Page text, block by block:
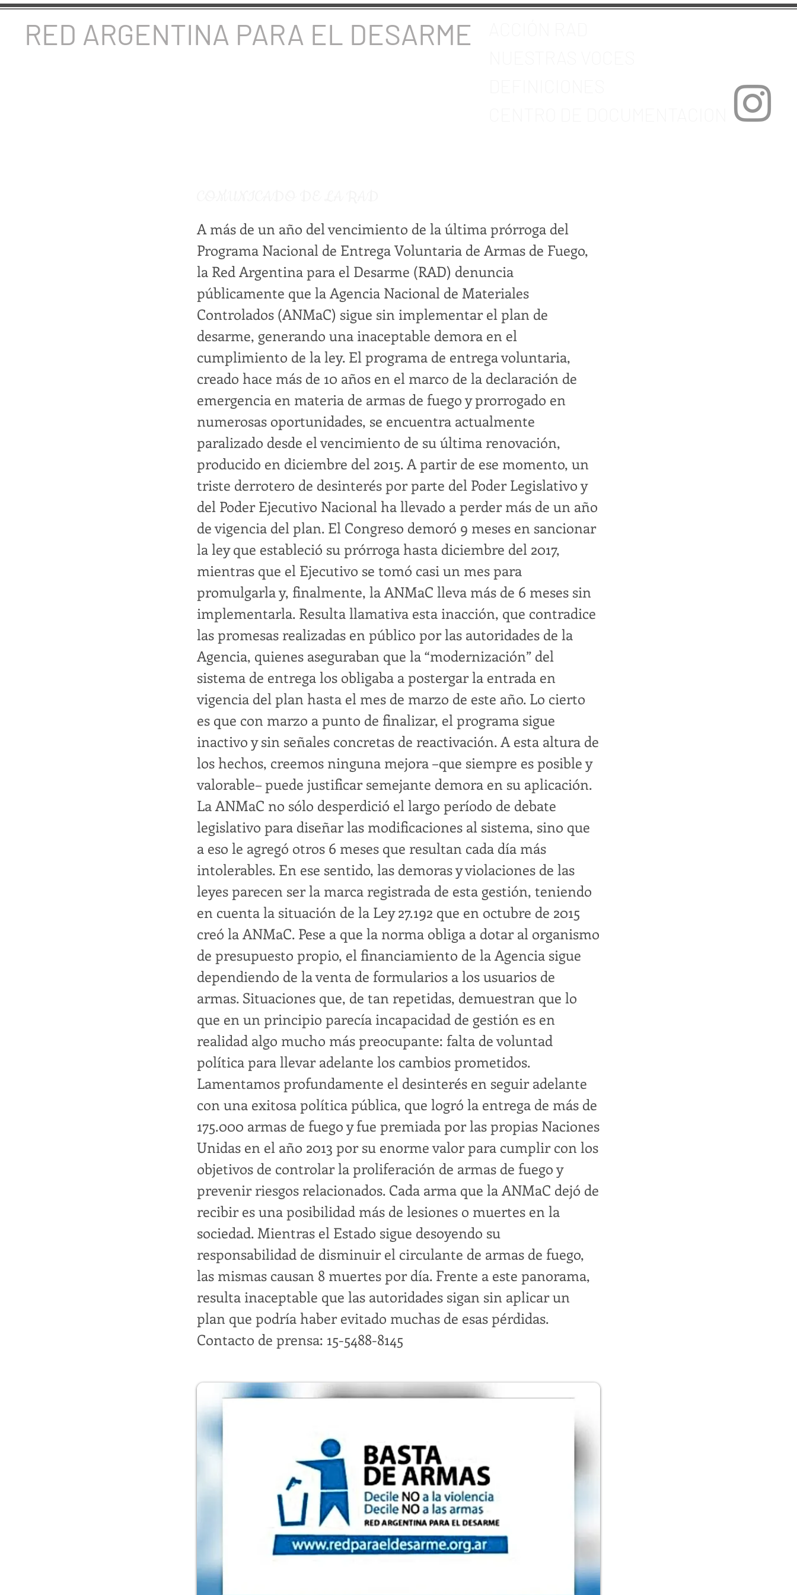
RED ARGENTINA PARA EL DESARME
A más de un año del vencimiento de la última prórroga del
Programa Nacional de Entrega Voluntaria de Armas de Fuego,
la Red Argentina para el Desarme (RAD) denuncia
públicamente que la Agencia Nacional de Materiales
Controlados (ANMaC) sigue sin implementar el plan de
desarme, generando una inaceptable demora en el
cumplimiento de la ley. El programa de entrega voluntaria,
creado hace más de 10 años en el marco de la declaración de
emergencia en materia de armas de fuego y prorrogado en
numerosas oportunidades, se encuentra actualmente
paralizado desde el vencimiento de su última renovación,
producido en diciembre del 2015. A partir de ese momento, un
triste derrotero de desinterés por parte del Poder Legislativo y
del Poder Ejecutivo Nacional ha llevado a perder más de un año
de vigencia del plan. El Congreso demoró 9 meses en sancionar
la ley que estableció su prórroga hasta diciembre del 2017,
mientras que el Ejecutivo se tomó casi un mes para
promulgarla y, finalmente, la ANMaC lleva más de 6 meses sin
implementarla. Resulta llamativa esta inacción, que contradice
las promesas realizadas en público por las autoridades de la
Agencia, quienes aseguraban que la “modernización” del
sistema de entrega los obligaba a postergar la entrada en
vigencia del plan hasta el mes de marzo de este año. Lo cierto
es que con marzo a punto de finalizar, el programa sigue
inactivo y sin señales concretas de reactivación. A esta altura de
los hechos, creemos ninguna mejora –que siempre es posible y
valorable– puede justificar semejante demora en su aplicación.
La ANMaC no sólo desperdició el largo período de debate
legislativo para diseñar las modificaciones al sistema, sino que
a eso le agregó otros 6 meses que resultan cada día más
intolerables. En ese sentido, las demoras y violaciones de las
leyes parecen ser la marca registrada de esta gestión, teniendo
en cuenta la situación de la Ley 27.192 que en octubre de 2015
creó la ANMaC. Pese a que la norma obliga a dotar al organismo
de presupuesto propio, el financiamiento de la Agencia sigue
dependiendo de la venta de formularios a los usuarios de
armas. Situaciones que, de tan repetidas, demuestran que lo
que en un principio parecía incapacidad de gestión es en
realidad algo mucho más preocupante: falta de voluntad
política para llevar adelante los cambios prometidos.
Lamentamos profundamente el desinterés en seguir adelante
con una exitosa política pública, que logró la entrega de más de
175.000 armas de fuego y fue premiada por las propias Naciones
Unidas en el año 2013 por su enorme valor para cumplir con los
objetivos de controlar la proliferación de armas de fuego y
prevenir riesgos relacionados. Cada arma que la ANMaC dejó de
recibir es una posibilidad más de lesiones o muertes en la
sociedad. Mientras el Estado sigue desoyendo su
responsabilidad de disminuir el circulante de armas de fuego,
las mismas causan 8 muertes por día. Frente a este panorama,
resulta inaceptable que las autoridades sigan sin aplicar un
plan que podría haber evitado muchas de esas pérdidas.
Contacto de prensa: 15-5488-8145